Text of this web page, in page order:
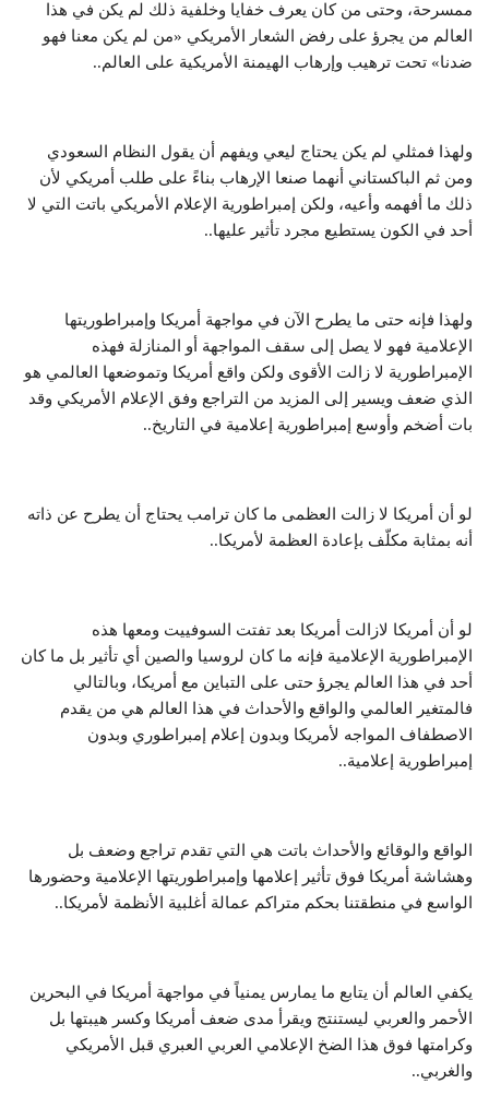
ممسرحة، وحتى من كان يعرف خفايا وخلفية ذلك لم يكن في هذا
العالم من يجرؤ على رفض الشعار الأمريكي «من لم يكن معنا فهو
ضدنا» تحت ترهيب وإرهاب الهيمنة الأمريكية على العالم..
ولهذا فمثلي لم يكن يحتاج ليعي ويفهم أن يقول النظام السعودي
ومن ثم الباكستاني أنهما صنعا الإرهاب بناءً على طلب أمريكي لأن
ذلك ما أفهمه وأعيه، ولكن إمبراطورية الإعلام الأمريكي باتت التي لا
أحد في الكون يستطيع مجرد تأثير عليها..
ولهذا فإنه حتى ما يطرح الآن في مواجهة أمريكا وإمبراطوريتها
الإعلامية فهو لا يصل إلى سقف المواجهة أو المنازلة فهذه
الإمبراطورية لا زالت الأقوى ولكن واقع أمريكا وتموضعها العالمي هو
الذي ضعف ويسير إلى المزيد من التراجع وفق الإعلام الأمريكي وقد
بات أضخم وأوسع إمبراطورية إعلامية في التاريخ..
لو أن أمريكا لا زالت العظمى ما كان ترامب يحتاج أن يطرح عن ذاته
أنه بمثابة مكلّف بإعادة العظمة لأمريكا..
لو أن أمريكا لازالت أمريكا بعد تفتت السوفييت ومعها هذه
الإمبراطورية الإعلامية فإنه ما كان لروسيا والصين أي تأثير بل ما كان
أحد في هذا العالم يجرؤ حتى على التباين مع أمريكا، وبالتالي
فالمتغير العالمي والواقع والأحداث في هذا العالم هي من يقدم
الاصطفاف المواجه لأمريكا وبدون إعلام إمبراطوري وبدون
إمبراطورية إعلامية..
الواقع والوقائع والأحداث باتت هي التي تقدم تراجع وضعف بل
وهشاشة أمريكا فوق تأثير إعلامها وإمبراطوريتها الإعلامية وحضورها
الواسع في منطقتنا بحكم متراكم عمالة أغلبية الأنظمة لأمريكا..
يكفي العالم أن يتابع ما يمارس يمنياً في مواجهة أمريكا في البحرين
الأحمر والعربي ليستنتج ويقرأ مدى ضعف أمريكا وكسر هيبتها بل
وكرامتها فوق هذا الضخ الإعلامي العربي العبري قبل الأمريكي
والغربي..